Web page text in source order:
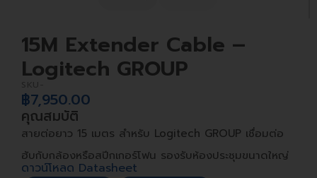
15M Extender Cable –
Logitech GROUP
฿7,950.00
คุณสมบัติ
สายต่อยาว 15 เมตร สำหรับ Logitech GROUP เชื่อมต่อ
ฮับกับกล้องหรือสปีกเกอร์โฟน รองรับห้องประชุมขนาดใหญ่
ดาวน์โหลด Datasheet